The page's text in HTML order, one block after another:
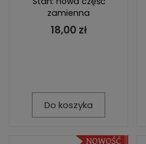
zamienna
18,00 zł
Do koszyka